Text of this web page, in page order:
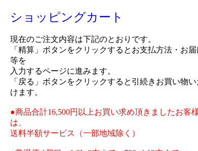
ショッピングカート
現在のご注文内容は下記のとおりです。
「精算」ボタンをクリックするとお支払方法・お
等を
入力するページに進みます。
「戻る」ボタンをクリックすると引続きお買い物
けます。
●商品合計16,500円以上お買い求め頂きましたお客
は、
送料半額サービス（一部地域除く）